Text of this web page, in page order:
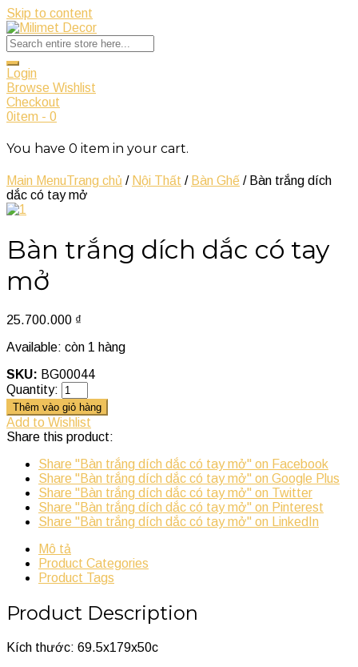
Skip to content
Login
Browse Wishlist
Checkout
0item - 0
You have 0 item in your cart.
Main MenuTrang chủ / Nội Thất / Bàn Ghế / Bàn trắng dích
dắc có tay mở
Bàn trắng dích dắc có tay
mở
25.700.000 ₫
Available: còn 1 hàng
SKU: BG00044
Quantity:
Thêm vào giỏ hàng
Add to Wishlist
Share this product:
Share "Bàn trắng dích dắc có tay mở" on Facebook
Share "Bàn trắng dích dắc có tay mở" on Google Plus
Share "Bàn trắng dích dắc có tay mở" on Twitter
Share "Bàn trắng dích dắc có tay mở" on Pinterest
Share "Bàn trắng dích dắc có tay mở" on LinkedIn
Mô tả
Product Categories
Product Tags
Product Description
Kích thước: 69.5x179x50c